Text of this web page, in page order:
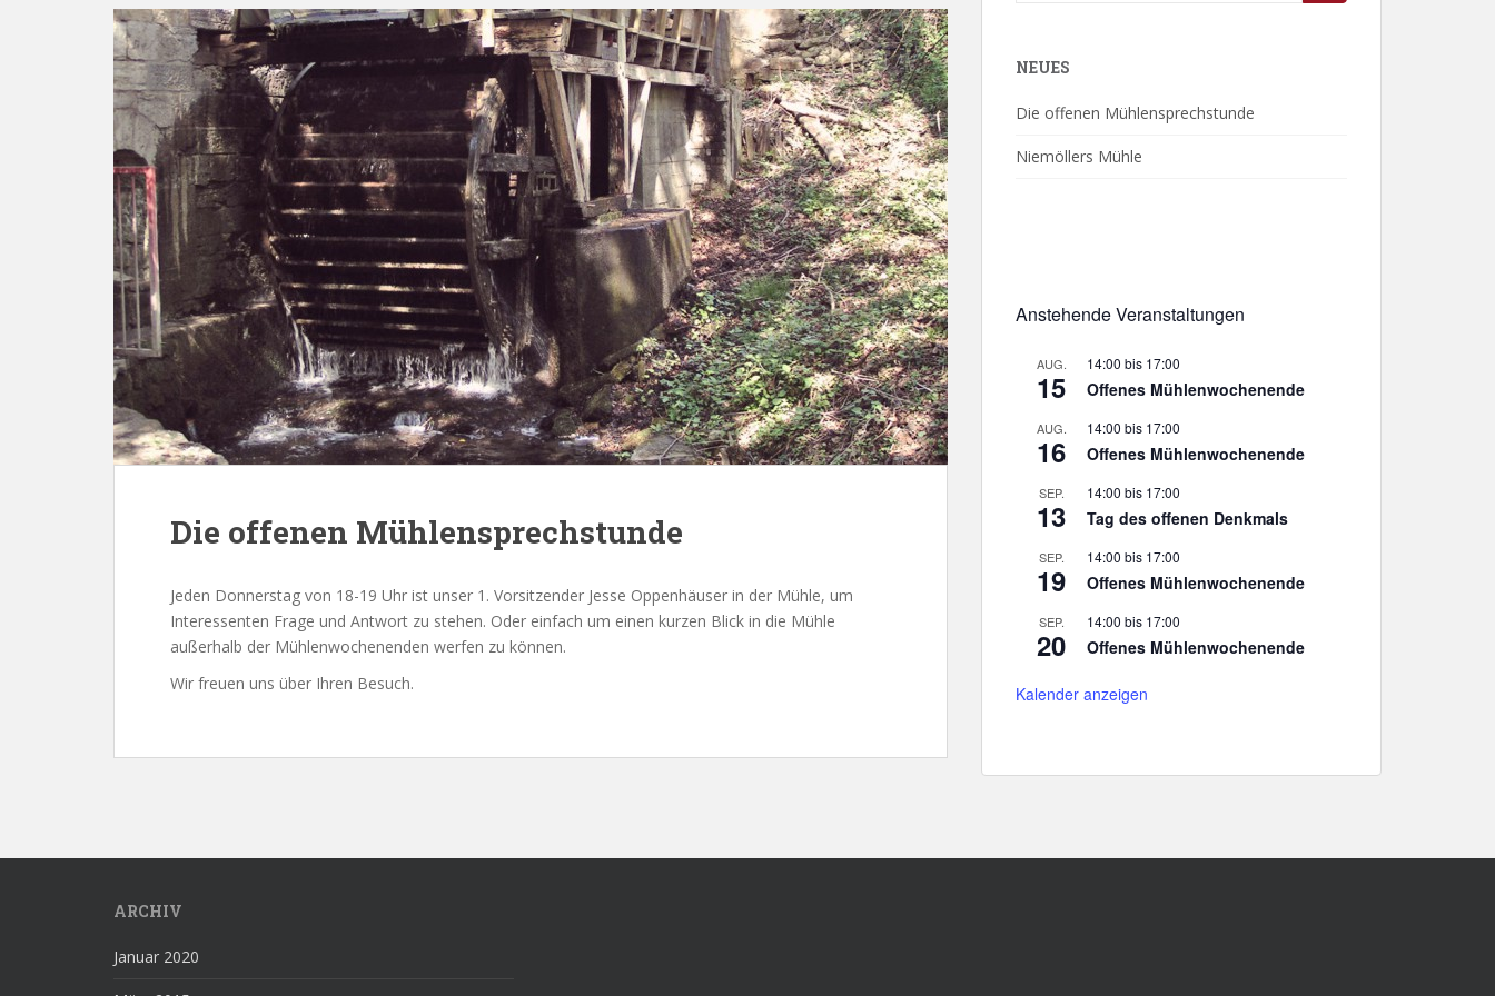
Die offenen Mühlensprechstunde
Jeden Donnerstag von 18-19 Uhr ist unser 1. Vorsitzender Jesse Oppenhäuser in der Mühle, um
Interessenten Frage und Antwort zu stehen. Oder einfach um einen kurzen Blick in die Mühle
außerhalb der Mühlenwochenenden werfen zu können.
Wir freuen uns über Ihren Besuch.
NEUES
Die offenen Mühlensprechstunde
Niemöllers Mühle
Anstehende Veranstaltungen
AUG.
15
14:00 bis 17:00
Offenes Mühlenwochenende
AUG.
16
14:00 bis 17:00
Offenes Mühlenwochenende
SEP.
13
14:00 bis 17:00
Tag des offenen Denkmals
SEP.
19
14:00 bis 17:00
Offenes Mühlenwochenende
SEP.
20
14:00 bis 17:00
Offenes Mühlenwochenende
Kalender anzeigen
ARCHIV
Januar 2020